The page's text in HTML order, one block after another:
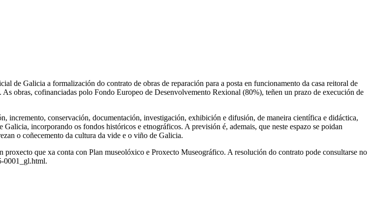
de Galicia a formalización do contrato de obras de reparación para a posta en funcionamento da casa reitoral de
obras, cofinanciadas polo Fondo Europeo de Desenvolvemento Rexional (80%), teñen un prazo de execución de
incremento, conservación, documentación, investigación, exhibición e difusión, de maneira científica e didáctica,
incorporando os fondos históricos e etnográficos. A previsión é, ademais, que neste espazo se poidan
o coñecemento da cultura da vide e o viño de Galicia.
que xa conta con Plan museolóxico e Proxecto Museográfico. A resolución do contrato pode consultarse no
0001_gl.html.